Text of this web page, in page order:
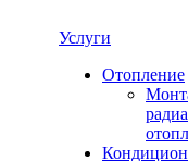
Услуги
Отопление